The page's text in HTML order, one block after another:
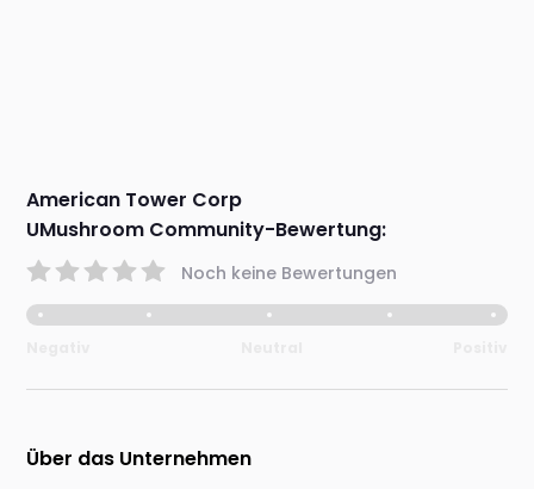
American Tower Corp
UMushroom Community-Bewertung:
Noch keine Bewertungen
Über das Unternehmen